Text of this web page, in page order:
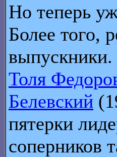
Но теперь
Более того,
выпускники.
Толя
Белевский
пятерки
соперников